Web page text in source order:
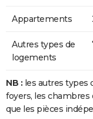
Appartements
Autres types de
logements
NB : les autres
foyers, les
que les pièces